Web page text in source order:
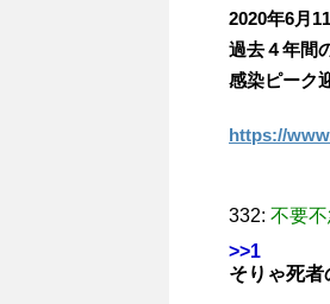
2020年6月
過去４年間
感染ピーク
https://
332: 不要
>>1
そりゃ死